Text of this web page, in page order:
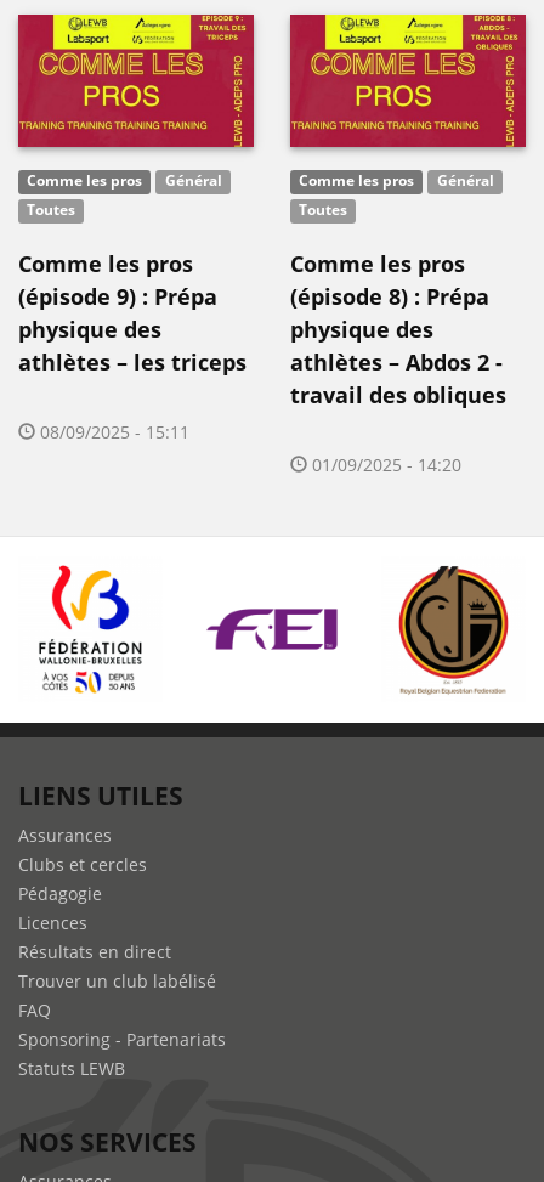
Comme les pros
Général
Toutes
Comme les pros
(épisode 9) : Prépa
physique des
athlètes – les triceps
08/09/2025 - 15:11
Comme les pros
Général
Toutes
Comme les pros
(épisode 8) : Prépa
physique des
athlètes – Abdos 2 -
travail des obliques
01/09/2025 - 14:20
LIENS UTILES
Assurances
Clubs et cercles
Pédagogie
Licences
Résultats en direct
Trouver un club labélisé
FAQ
Sponsoring - Partenariats
Statuts LEWB
NOS SERVICES